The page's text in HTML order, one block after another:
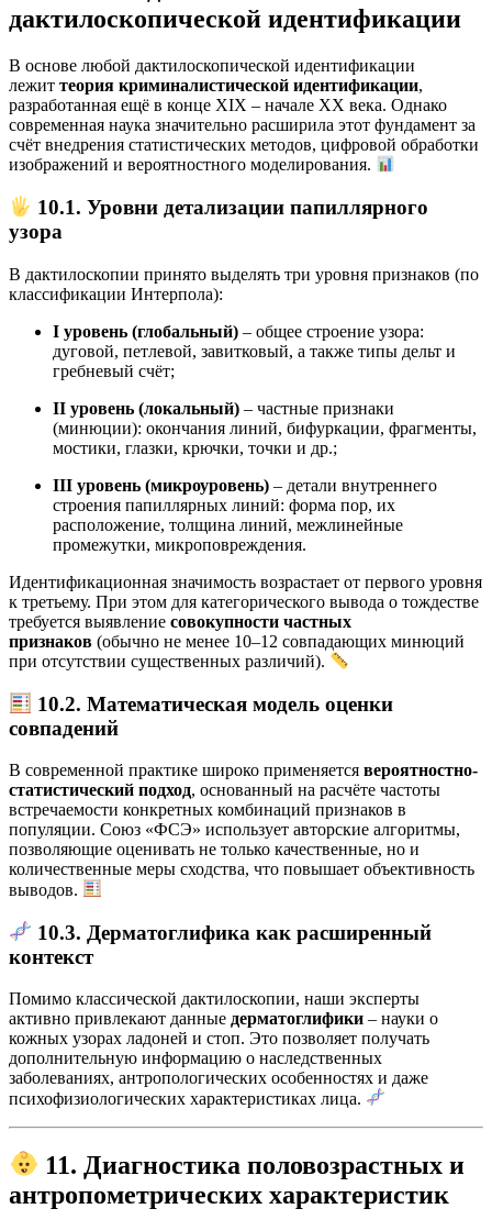
дактилоскопической идентификации
В основе любой дактилоскопической идентификации
лежит теория криминалистической идентификации,
разработанная ещё в конце XIX – начале XX века. Однако
современная наука значительно расширила этот фундамент за
счёт внедрения статистических методов, цифровой обработки
изображений и вероятностного моделирования.
10.1. Уровни детализации папиллярного
узора
В дактилоскопии принято выделять три уровня признаков (по
классификации Интерпола):
I уровень (глобальный) – общее строение узора:
дуговой, петлевой, завитковый, а также типы дельт и
гребневый счёт;
II уровень (локальный) – частные признаки
(минюции): окончания линий, бифуркации, фрагменты,
мостики, глазки, крючки, точки и др.;
III уровень (микроуровень) – детали внутреннего
строения папиллярных линий: форма пор, их
расположение, толщина линий, межлинейные
промежутки, микроповреждения.
Идентификационная значимость возрастает от первого уровня
к третьему. При этом для категорического вывода о тождестве
требуется выявление совокупности частных
признаков (обычно не менее 10–12 совпадающих минюций
при отсутствии существенных различий).
10.2. Математическая модель оценки
совпадений
В современной практике широко применяется вероятностно-
статистический подход, основанный на расчёте частоты
встречаемости конкретных комбинаций признаков в
популяции. Союз «ФСЭ» использует авторские алгоритмы,
позволяющие оценивать не только качественные, но и
количественные меры сходства, что повышает объективность
выводов.
10.3. Дерматоглифика как расширенный
контекст
Помимо классической дактилоскопии, наши эксперты
активно привлекают данные дерматоглифики – науки о
кожных узорах ладоней и стоп. Это позволяет получать
дополнительную информацию о наследственных
заболеваниях, антропологических особенностях и даже
психофизиологических характеристиках лица.
11. Диагностика половозрастных и
антропометрических характеристик